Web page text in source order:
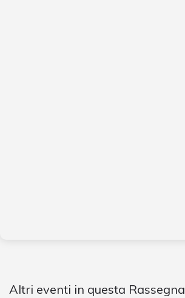
Altri eventi in questa Rassegna